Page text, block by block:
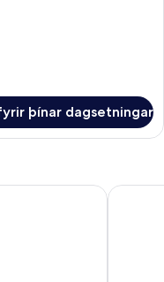
þínar dagsetningar
Only Ynaira